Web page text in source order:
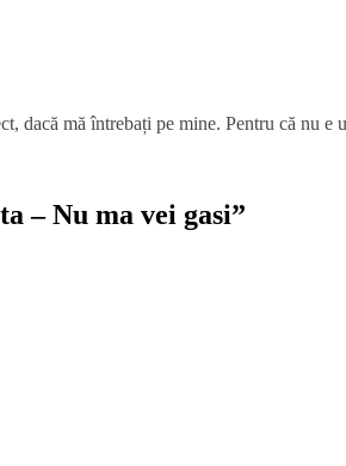
dacă mă întrebați pe mine. Pentru că nu e
– Nu ma vei gasi”